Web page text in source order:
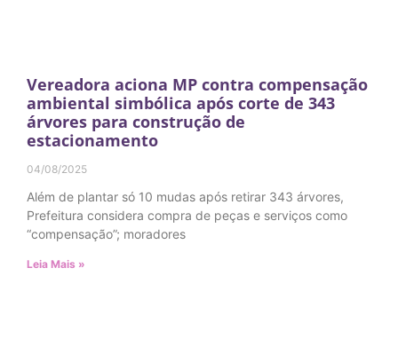
Vereadora aciona MP contra compensação
ambiental simbólica após corte de 343
árvores para construção de
estacionamento
04/08/2025
Além de plantar só 10 mudas após retirar 343 árvores,
Prefeitura considera compra de peças e serviços como
“compensação”; moradores
Leia Mais »